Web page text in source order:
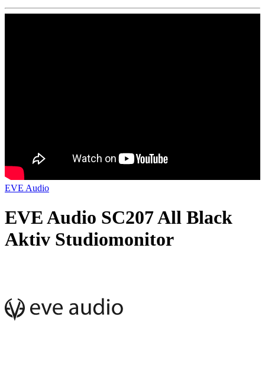
EVE Audio
EVE Audio SC207 All Black
Aktiv Studiomonitor